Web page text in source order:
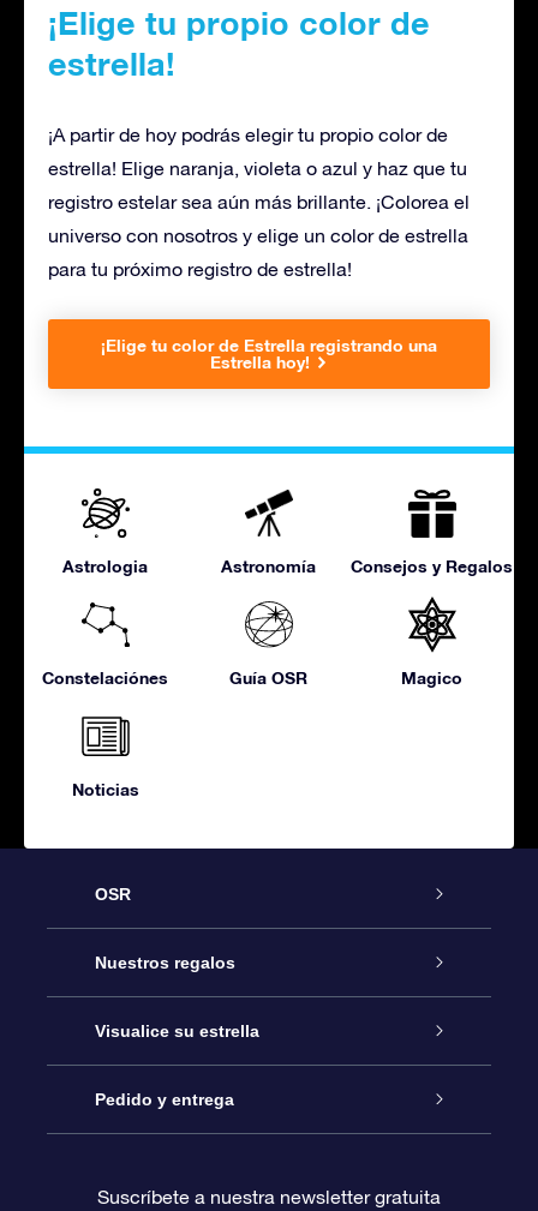
¡Elige tu propio color de
estrella!
¡A partir de hoy podrás elegir tu propio color de
estrella! Elige naranja, violeta o azul y haz que tu
registro estelar sea aún más brillante. ¡Colorea el
universo con nosotros y elige un color de estrella
para tu próximo registro de estrella!
¡Elige tu color de Estrella registrando una
Estrella hoy!
Astrologia Astronomía Consejos y Regalos
Constelaciónes Guía OSR Magico
Noticias
OSR
Atención
Contáctanos
Blog
Nuestros regalos
Regalo Estrella Online
Paquete de Regalo OSR
Visualice su estrella
Registro estelar
Pedido y entrega
Suscríbete a nuestra newsletter gratuita